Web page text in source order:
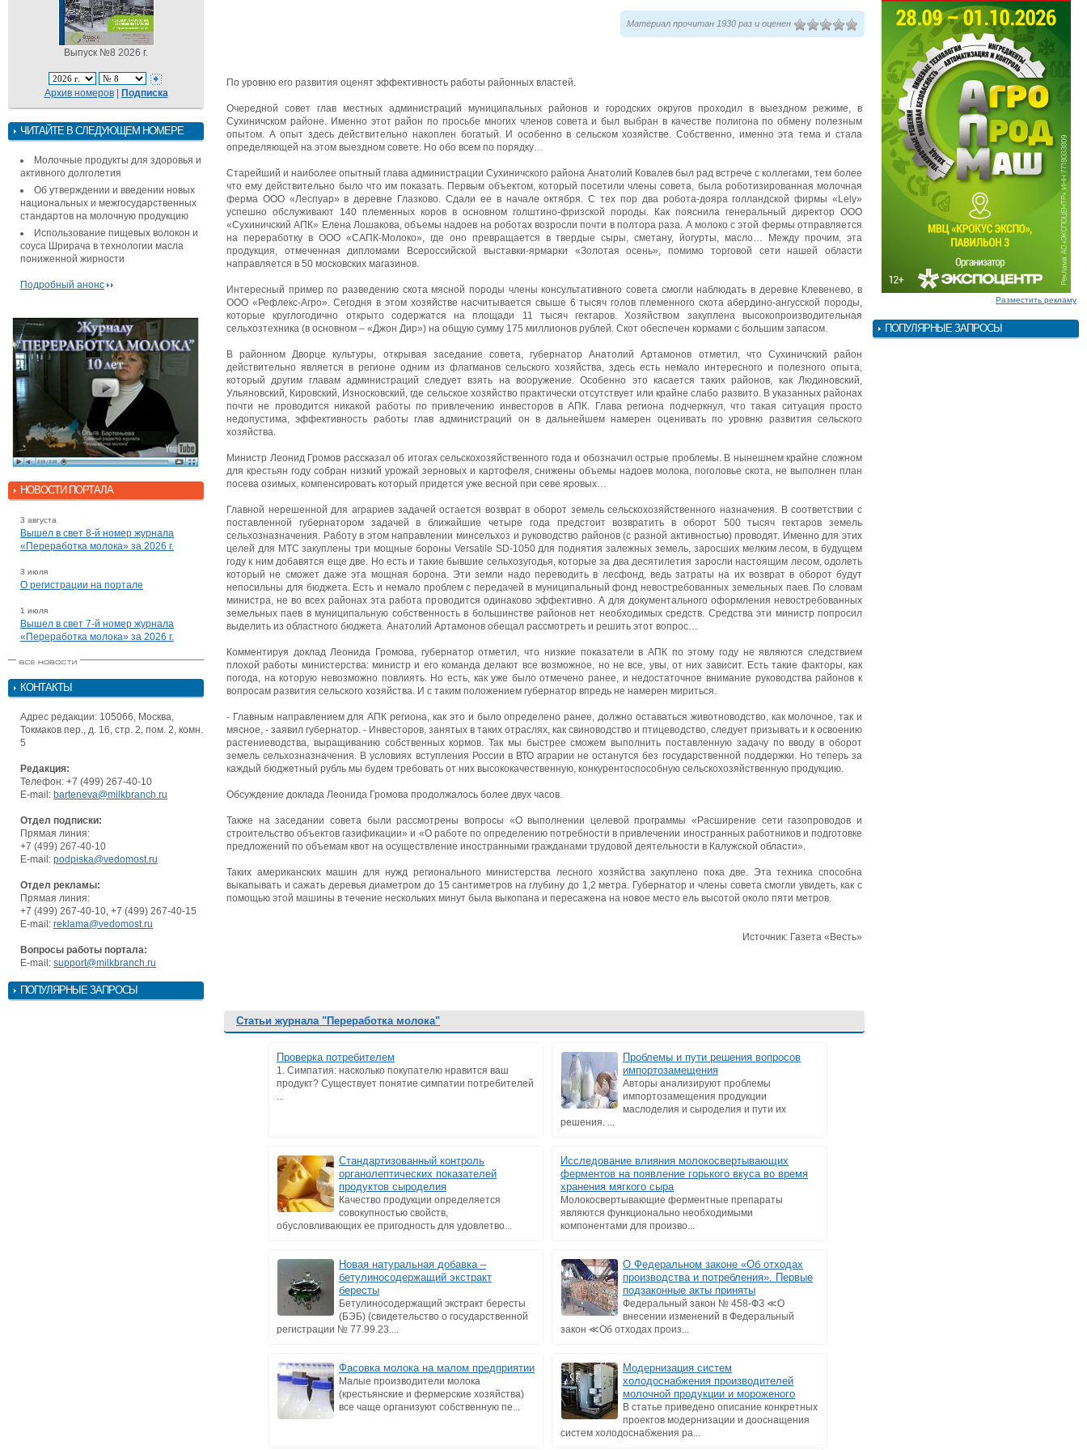
Выпуск №8 2026 г.
Архив номеров| Подписка
ЧИТАЙТЕ В СЛЕДУЮЩЕМ НОМЕРЕ
Молочные продукты для здоровья и
активного долголетия
Об утверждении и введении новых
национальных и межгосударственных
стандартов на молочную продукцию
Использование пищевых волокон и
соуса Шрирача в технологии масла
пониженной жирности
Подробный анонс
НОВОСТИ ПОРТАЛА
3 августа
Вышел в свет 8-й номер журнала
«Переработка молока» за 2026 г.
3 июля
О регистрации на портале
1 июля
Вышел в свет 7-й номер журнала
«Переработка молока» за 2026 г.
КОНТАКТЫ
Адрес редакции: 105066, Москва,
Токмаков пер., д. 16, стр. 2, пом. 2, комн.
5
Редакция:
Телефон: +7 (499) 267-40-10
E-mail: barteneva@milkbranch.ru
Отдел подписки:
Прямая линия:
+7 (499) 267-40-10
E-mail: podpiska@vedomost.ru
Отдел рекламы:
Прямая линия:
+7 (499) 267-40-10, +7 (499) 267-40-15
E-mail: reklama@vedomost.ru
Вопросы работы портала:
E-mail: support@milkbranch.ru
ПОПУЛЯРНЫЕ ЗАПРОСЫ
Материал прочитан 1930 раз и оценен
По уровню его развития оценят эффективность работы районных властей.
Очередной совет глав местных администраций муниципальных районов и городских округов проходил в выездном режиме, в
Сухиничском районе. Именно этот район по просьбе многих членов совета и был выбран в качестве полигона по обмену полезным
опытом. А опыт здесь действительно накоплен богатый. И особенно в сельском хозяйстве. Собственно, именно эта тема и стала
определяющей на этом выездном совете. Но обо всем по порядку…
Старейший и наиболее опытный глава администрации Сухиничского района Анатолий Ковалев был рад встрече с коллегами, тем более
что ему действительно было что им показать. Первым объектом, который посетили члены совета, была роботизированная молочная
ферма ООО «Леспуар» в деревне Глазково. Сдали ее в начале октября. С тех пор два робота-дояра голландской фирмы «Lely»
успешно обслуживают 140 племенных коров в основном голштино-фризской породы. Как пояснила генеральный директор ООО
«Сухиничский АПК» Елена Лошакова, объемы надоев на роботах возросли почти в полтора раза. А молоко с этой фермы отправляется
на переработку в ООО «САПК-Молоко», где оно превращается в твердые сыры, сметану, йогурты, масло… Между прочим, эта
продукция, отмеченная дипломами Всероссийской выставки-ярмарки «Золотая осень», помимо торговой сети нашей области
направляется в 50 московских магазинов.
Интересный пример по разведению скота мясной породы члены консультативного совета смогли наблюдать в деревне Клевенево, в
ООО «Рефлекс-Агро». Сегодня в этом хозяйстве насчитывается свыше 6 тысяч голов племенного скота абердино-ангусской породы,
которые круглогодично открыто содержатся на площади 11 тысяч гектаров. Хозяйством закуплена высокопроизводительная
сельхозтехника (в основном – «Джон Дир») на общую сумму 175 миллионов рублей. Скот обеспечен кормами с большим запасом.
В районном Дворце культуры, открывая заседание совета, губернатор Анатолий Артамонов отметил, что Сухиничский район
действительно является в регионе одним из флагманов сельского хозяйства, здесь есть немало интересного и полезного опыта,
который другим главам администраций следует взять на вооружение. Особенно это касается таких районов, как Людиновский,
Ульяновский, Кировский, Износковский, где сельское хозяйство практически отсутствует или крайне слабо развито. В указанных районах
почти не проводится никакой работы по привлечению инвесторов в АПК. Глава региона подчеркнул, что такая ситуация просто
недопустима, эффективность работы глав администраций он в дальнейшем намерен оценивать по уровню развития сельского
хозяйства.
Министр Леонид Громов рассказал об итогах сельскохозяйственного года и обозначил острые проблемы. В нынешнем крайне сложном
для крестьян году собран низкий урожай зерновых и картофеля, снижены объемы надоев молока, поголовье скота, не выполнен план
посева озимых, компенсировать который придется уже весной при севе яровых…
Главной нерешенной для аграриев задачей остается возврат в оборот земель сельскохозяйственного назначения. В соответствии с
поставленной губернатором задачей в ближайшие четыре года предстоит возвратить в оборот 500 тысяч гектаров земель
сельхозназначения. Работу в этом направлении минсельхоз и руководство районов (с разной активностью) проводят. Именно для этих
целей для МТС закуплены три мощные бороны Versatile SD-1050 для поднятия залежных земель, заросших мелким лесом, в будущем
году к ним добавятся еще две. Но есть и такие бывшие сельхозугодья, которые за два десятилетия заросли настоящим лесом, одолеть
который не сможет даже эта мощная борона. Эти земли надо переводить в лесфонд, ведь затраты на их возврат в оборот будут
непосильны для бюджета. Есть и немало проблем с передачей в муниципальный фонд невостребованных земельных паев. По словам
министра, не во всех районах эта работа проводится одинаково эффективно. А для документального оформления невостребованных
земельных паев в муниципальную собственность в большинстве районов нет необходимых средств. Средства эти министр попросил
выделить из областного бюджета. Анатолий Артамонов обещал рассмотреть и решить этот вопрос…
Комментируя доклад Леонида Громова, губернатор отметил, что низкие показатели в АПК по этому году не являются следствием
плохой работы министерства: министр и его команда делают все возможное, но не все, увы, от них зависит. Есть такие факторы, как
погода, на которую невозможно повлиять. Но есть, как уже было отмечено ранее, и недостаточное внимание руководства районов к
вопросам развития сельского хозяйства. И с таким положением губернатор впредь не намерен мириться.
- Главным направлением для АПК региона, как это и было определено ранее, должно оставаться животноводство, как молочное, так и
мясное, - заявил губернатор. - Инвесторов, занятых в таких отраслях, как свиноводство и птицеводство, следует призывать и к освоению
растениеводства, выращиванию собственных кормов. Так мы быстрее сможем выполнить поставленную задачу по вводу в оборот
земель сельхозназначения. В условиях вступления России в ВТО аграрии не останутся без государственной поддержки. Но теперь за
каждый бюджетный рубль мы будем требовать от них высококачественную, конкурентоспособную сельскохозяйственную продукцию.
Обсуждение доклада Леонида Громова продолжалось более двух часов.
Также на заседании совета были рассмотрены вопросы «О выполнении целевой программы «Расширение сети газопроводов и
строительство объектов газификации» и «О работе по определению потребности в привлечении иностранных работников и подготовке
предложений по объемам квот на осуществление иностранными гражданами трудовой деятельности в Калужской области».
Таких американских машин для нужд регионального министерства лесного хозяйства закуплено пока две. Эта техника способна
выкапывать и сажать деревья диаметром до 15 сантиметров на глубину до 1,2 метра. Губернатор и члены совета смогли увидеть, как с
помощью этой машины в течение нескольких минут была выкопана и пересажена на новое место ель высотой около пяти метров.
Источник: Газета «Весть»
Статьи журнала "Переработка молока"
Проверка потребителем
1. Симпатия: насколько покупателю нравится ваш
продукт? Существует понятие симпатии потребителей
...
Проблемы и пути решения вопросов
импортозамещения
Авторы анализируют проблемы
импортозамещения продукции
маслоделия и сыроделия и пути их
решения. ...
Стандартизованный контроль
органолептических показателей
продуктов сыроделия
Качество продукции определяется
совокупностью свойств,
обусловливающих ее пригодность для удовлетво...
Исследование влияния молокосвертывающих
ферментов на появление горького вкуса во время
хранения мягкого сыра
Молокосвертывающие ферментные препараты
являются функционально необходимыми
компонентами для произво...
Новая натуральная добавка –
бетулиносодержащий экстракт
бересты
Бетулиносодержащий экстракт бересты
(БЭБ) (свидетельство о государственной
регистрации № 77.99.23....
О Федеральном законе «Об отходах
производства и потребления». Первые
подзаконные акты приняты
Федеральный закон № 458-ФЗ ≪О
внесении изменений в Федеральный
закон ≪Об отходах произ...
Фасовка молока на малом предприятии
Малые производители молока
(крестьянские и фермерские хозяйства)
все чаще организуют собственную пе...
Модернизация систем
холодоснабжения производителей
молочной продукции и мороженого
В статье приведено описание конкретных
проектов модернизации и дооснащения
систем холодоснабжения ра...
Разместить рекламу
ПОПУЛЯРНЫЕ ЗАПРОСЫ